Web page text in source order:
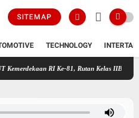
SITEMAP
TECHNOLOGY
RI Ke-81, Rutan Kelas IIB Jepara